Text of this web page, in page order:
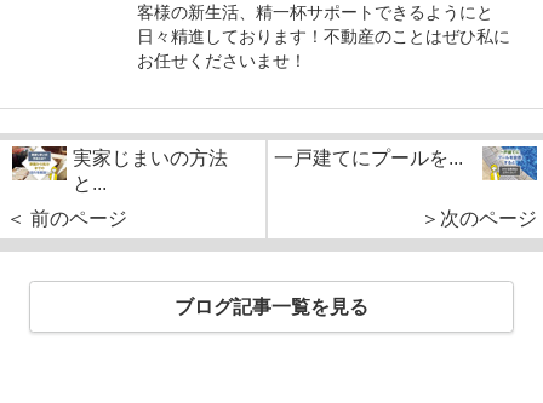
客様の新生活、精一杯サポートできるようにと
日々精進しております！不動産のことはぜひ私に
お任せくださいませ！
実家じまいの方法
と...
＜ 前のページ
一戸建てにプールを...
＞次のページ
ブログ記事一覧を見る